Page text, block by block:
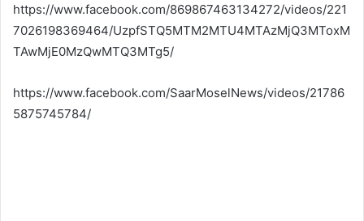
https://www.facebook.com/869867463134272/videos/221
7026198369464/UzpfSTQ5MTM2MTU4MTAzMjQ3MToxM
TAwMjE0MzQwMTQ3MTg5/
https://www.facebook.com/SaarMoselNews/videos/21786
5875745784/